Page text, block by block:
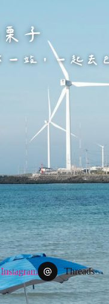
Instagram Threads